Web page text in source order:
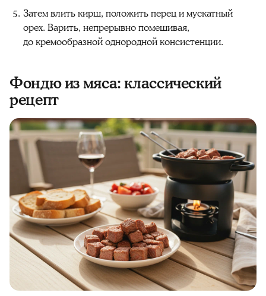
Затем влить кирш, положить перец и мускатный
орех. Варить, непрерывно помешивая,
до кремообразной однородной консистенции.
Фондю из мяса: классический
рецепт